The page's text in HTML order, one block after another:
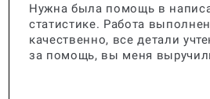
Нужна была помощь в
статистике. Работа
качественно, все детали
за помощь, вы меня